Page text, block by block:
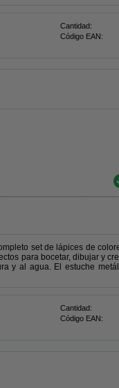
Cantidad:
Código EAN:
set de lápices de
para bocetar, dibujar y
y al agua. El estuche
Cantidad:
Código EAN: